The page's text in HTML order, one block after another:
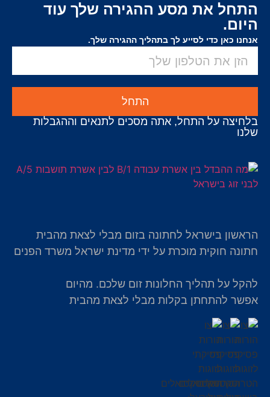
התחל את מסע ההגירה שלך עוד
היום.
אנחנו כאן כדי לסייע לך בתהליך ההגירה שלך.
התחל
בלחיצה על התחל, אתה מסכים לתנאים וההגבלות
שלנו
הראשון בישראל לחתונה בזום מבלי לצאת מהבית
חתונה חוקית מוכרת על ידי מדינת ישראל משרד הפנים
להקל על תהליך החלונות זום שלכם. מהיום
אפשר להתחתן בקלות מבלי לצאת מהבית